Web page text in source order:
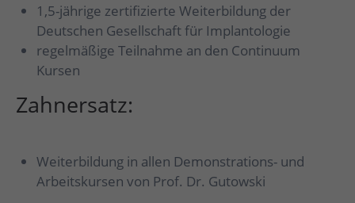
1,5-jährige zertifizierte Weiterbildung der
Deutschen Gesellschaft für Implantologie
regelmäßige Teilnahme an den Continuum
Kursen
Zahnersatz:
Weiterbildung in allen Demonstrations- und
Arbeitskursen von Prof. Dr. Gutowski